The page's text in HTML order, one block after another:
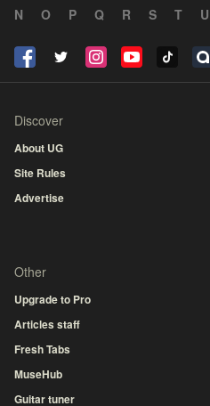
N
O P Q R S T U
Discover
About UG
Site Rules
Advertise
Other
Upgrade to Pro
Articles staff
Fresh Tabs
MuseHub
Guitar tuner